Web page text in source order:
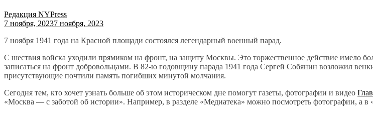
Редакция NYPress
7 ноября, 20237 ноября, 2023
7 ноября 1941 года на Красной площади состоялся легендарный военный парад.
С шествия войска уходили прямиком на фронт, на защиту Москвы. Это торжественное действие имело
записаться на фронт добровольцами. В 82-ю годовщину парада 1941 года Сергей Собянин возложил
присутствующие почтили память погибших минутой молчания.
Сегодня тем, кто хочет узнать больше об этом историческом дне помогут газеты, фотографии и видео
«Москва — с заботой об истории». Например, в разделе «Медиатека» можно посмотреть фотографии, а